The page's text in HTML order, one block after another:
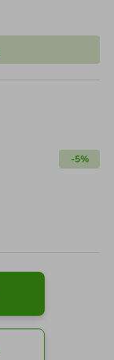
-5%